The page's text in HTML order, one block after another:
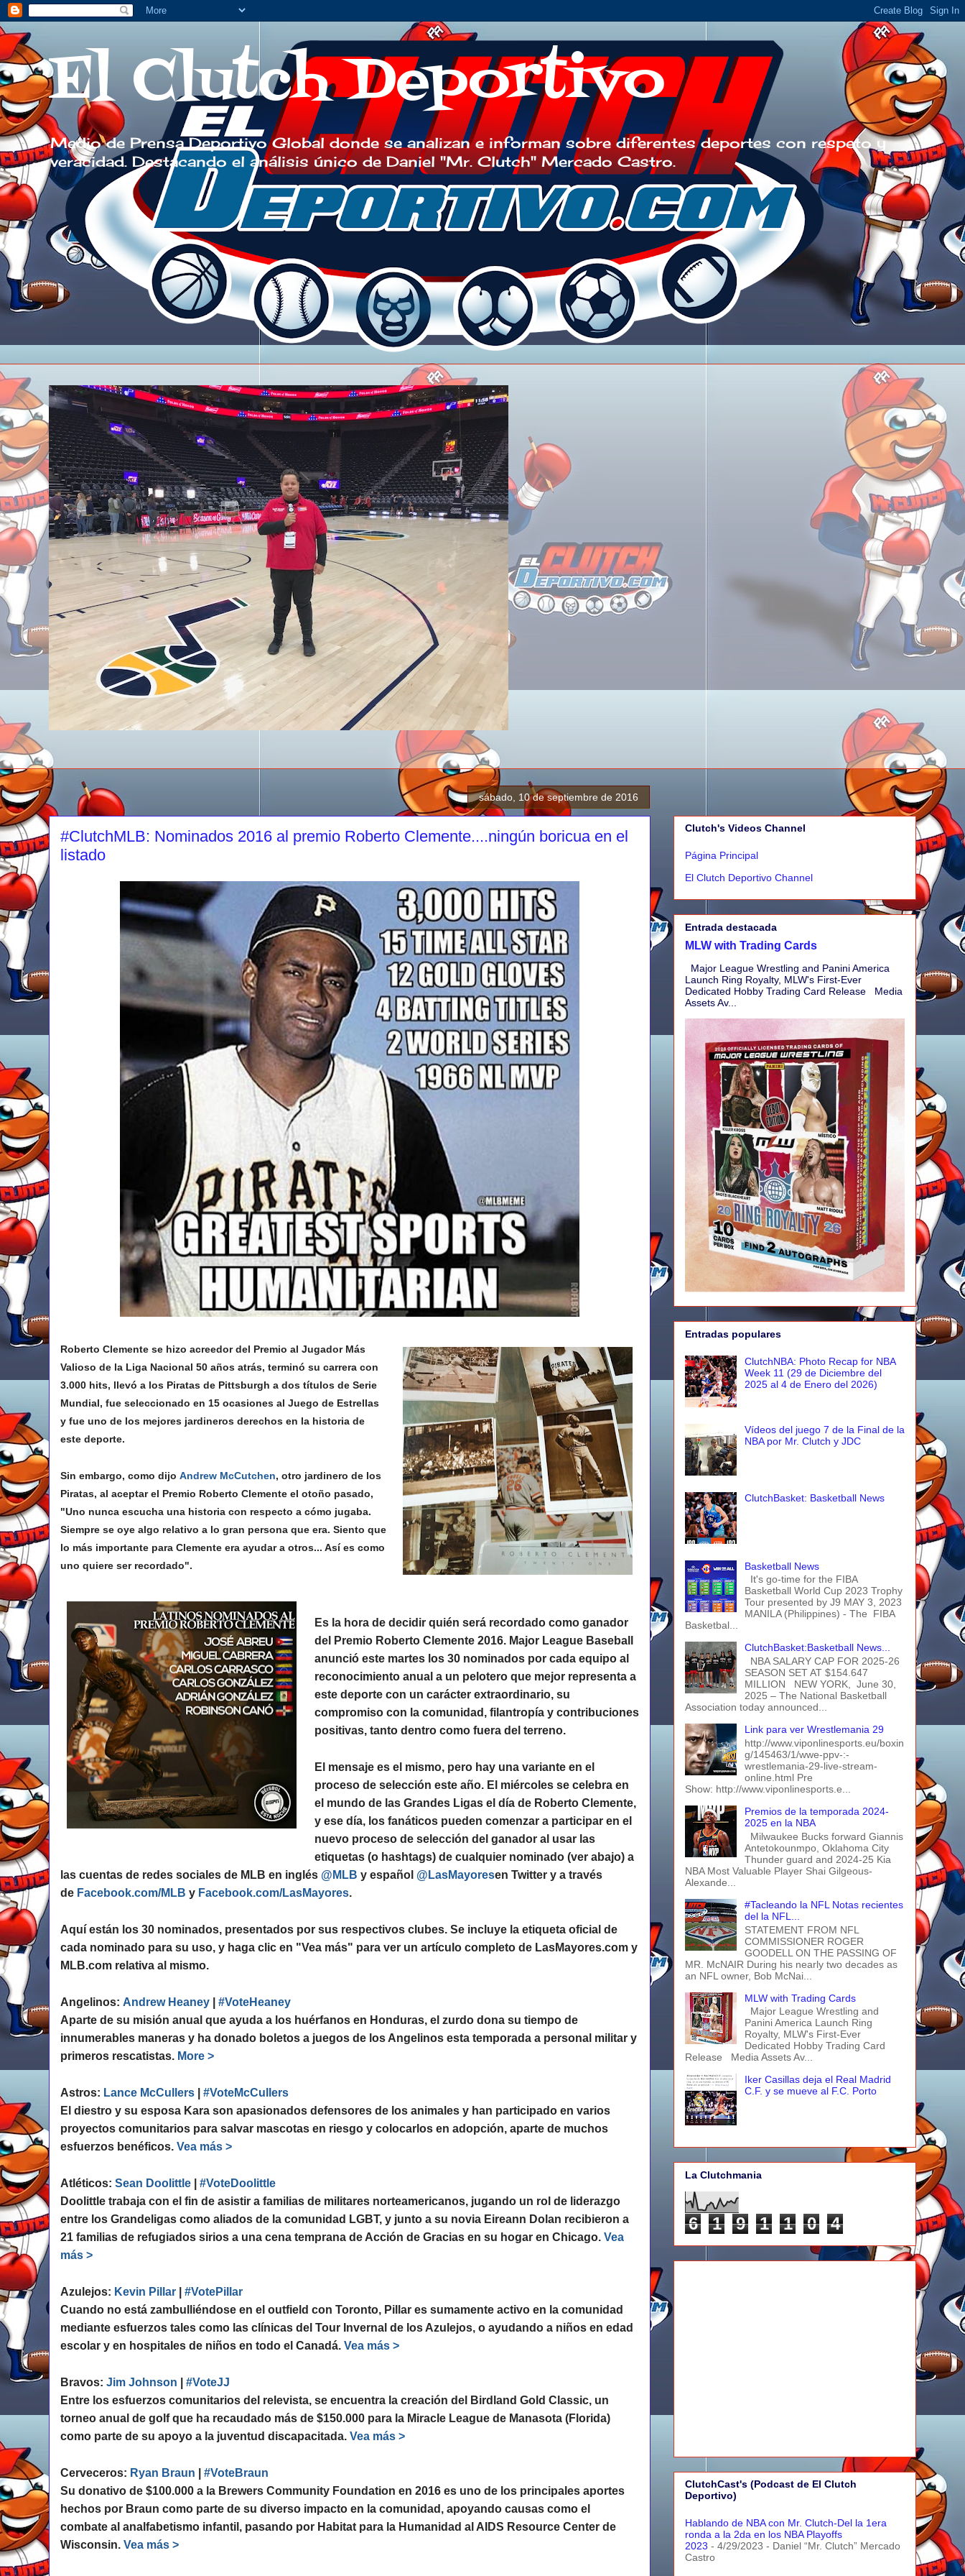
El Clutch Deportivo
Medio de Prensa Deportivo Global donde se analizan e informan sobre diferentes deportes con respeto y
veracidad. Destacando el análisis único de Daniel "Mr. Clutch" Mercado Castro.
sábado, 10 de septiembre de 2016
#ClutchMLB: Nominados 2016 al premio Roberto Clemente....ningún boricua en el
listado
Roberto Clemente se hizo acreedor del Premio al Jugador Más
Valioso de la Liga Nacional 50 años atrás, terminó su carrera con
3.000 hits, llevó a los Piratas de Pittsburgh a dos títulos de Serie
Mundial, fue seleccionado en 15 ocasiones al Juego de Estrellas
y fue uno de los mejores jardineros derechos en la historia de
este deporte.
Sin embargo, como dijo Andrew McCutchen, otro jardinero de los
Piratas, al aceptar el Premio Roberto Clemente el otoño pasado,
"Uno nunca escucha una historia con respecto a cómo jugaba.
Siempre se oye algo relativo a lo gran persona que era. Siento que
lo más importante para Clemente era ayudar a otros... Así es como
uno quiere ser recordado".
Es la hora de decidir quién será recordado como ganador
del Premio Roberto Clemente 2016. Major League Baseball
anunció este martes los 30 nominados por cada equipo al
reconocimiento anual a un pelotero que mejor representa a
este deporte con un carácter extraordinario, su
compromiso con la comunidad, filantropía y contribuciones
positivas, tanto dentro como fuera del terreno.
El mensaje es el mismo, pero hay una variante en el
proceso de selección este año. El miércoles se celebra en
el mundo de las Grandes Ligas el día de Roberto Clemente,
y ese día, los fanáticos pueden comenzar a participar en el
nuevo proceso de selección del ganador al usar las
etiquetas (o hashtags) de cualquier nominado (ver abajo) a
las cuentas de redes sociales de MLB en inglés @MLB y español @LasMayoresen Twitter y a través
de Facebook.com/MLB y Facebook.com/LasMayores.
Aquí están los 30 nominados, presentados por sus respectivos clubes. Se incluye la etiqueta oficial de
cada nominado para su uso, y haga clic en "Vea más" para ver un artículo completo de LasMayores.com y
MLB.com relativa al mismo.
Angelinos: Andrew Heaney
#VoteHeaney
Aparte de su misión anual que ayuda a los huérfanos en Honduras, el zurdo dona su tiempo de
innumerables maneras y ha donado boletos a juegos de los Angelinos esta temporada a personal militar y
primeros rescatistas. More >
Astros: Lance McCullers
#VoteMcCullers
El diestro y su esposa Kara son apasionados defensores de los animales y han participado en varios
proyectos comunitarios para salvar mascotas en riesgo y colocarlos en adopción, aparte de muchos
esfuerzos benéficos. Vea más >
Atléticos: Sean Doolittle
#VoteDoolittle
Doolittle trabaja con el fin de asistir a familias de militares norteamericanos, jugando un rol de liderazgo
entre los Grandeligas como aliados de la comunidad LGBT, y junto a su novia Eireann Dolan recibieron a
21 familias de refugiados sirios a una cena temprana de Acción de Gracias en su hogar en Chicago. Vea
más >
Azulejos: Kevin Pillar
#VotePillar
Cuando no está zambulliéndose en el outfield con Toronto, Pillar es sumamente activo en la comunidad
mediante esfuerzos tales como las clínicas del Tour Invernal de los Azulejos, o ayudando a niños en edad
escolar y en hospitales de niños en todo el Canadá. Vea más >
Bravos: Jim Johnson
#VoteJJ
Entre los esfuerzos comunitarios del relevista, se encuentra la creación del Birdland Gold Classic, un
torneo anual de golf que ha recaudado más de $150.000 para la Miracle League de Manasota (Florida)
como parte de su apoyo a la juventud discapacitada. Vea más >
Cerveceros: Ryan Braun
#VoteBraun
Su donativo de $100.000 a la Brewers Community Foundation en 2016 es uno de los principales aportes
hechos por Braun como parte de su diverso impacto en la comunidad, apoyando causas como el
combate al analfabetismo infantil, pasando por Habitat para la Humanidad al AIDS Resource Center de
Wisconsin. Vea más >
Clutch's Videos Channel
Página Principal
El Clutch Deportivo Channel
Entrada destacada
MLW with Trading Cards
Major League Wrestling and Panini America
Launch Ring Royalty, MLW's First-Ever
Dedicated Hobby Trading Card Release Media
Assets Av...
Entradas populares
ClutchNBA: Photo Recap for NBA
Week 11 (29 de Diciembre del
2025 al 4 de Enero del 2026)
Vídeos del juego 7 de la Final de la
NBA por Mr. Clutch y JDC
ClutchBasket: Basketball News
Basketball News
It's go-time for the FIBA
Basketball World Cup 2023 Trophy
Tour presented by J9 MAY 3, 2023
MANILA (Philippines) - The FIBA
Basketbal...
ClutchBasket:Basketball News...
NBA SALARY CAP FOR 2025-26
SEASON SET AT $154.647
MILLION NEW YORK, June 30,
2025 – The National Basketball
Association today announced...
Link para ver Wrestlemania 29
http://www.viponlinesports.eu/boxin
g/145463/1/wwe-ppv-:-
wrestlemania-29-live-stream-
online.html Pre
Show: http://www.viponlinesports.e...
Premios de la temporada 2024-
2025 en la NBA
Milwaukee Bucks forward Giannis
Antetokounmpo, Oklahoma City
Thunder guard and 2024-25 Kia
NBA Most Valuable Player Shai Gilgeous-
Alexande...
#Tacleando la NFL Notas recientes
del la NFL...
STATEMENT FROM NFL
COMMISSIONER ROGER
GOODELL ON THE PASSING OF
MR. McNAIR During his nearly two decades as
an NFL owner, Bob McNai...
MLW with Trading Cards
Major League Wrestling and
Panini America Launch Ring
Royalty, MLW's First-Ever
Dedicated Hobby Trading Card
Release Media Assets Av...
Iker Casillas deja el Real Madrid
C.F. y se mueve al F.C. Porto
La Clutchmania
6 1 9 1 1 0 4
ClutchCast's (Podcast de El Clutch
Deportivo)
Hablando de NBA con Mr. Clutch-Del la 1era
ronda a la 2da en los NBA Playoffs
2023 - 4/29/2023 - Daniel “Mr. Clutch” Mercado
Castro